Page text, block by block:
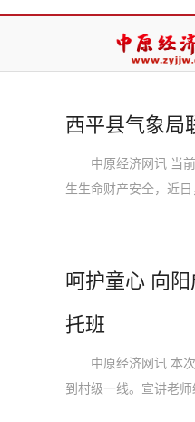
西平县气象局
中原经济网讯 当前
生生命财产安全，近
呵护童心 向
托班
中原经济网讯 本次
到村级一线。宣讲老